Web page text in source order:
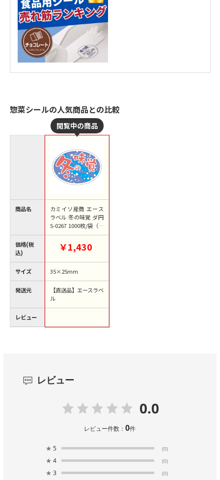
惣菜シールの人気商品との比較
商品名
価格(税
込)
サイズ
発送元
レビュー
カミイソ産商 エース
ラベル 冬の味覚 ダ円
S-0267 1000枚/袋（ご
注文単位1袋）【直送
￥1,430
35×25mm
【直送品】エースラベ
ル
レビュー
0.0
レビュー件数：0件
★ 5 (0)
★ 4 (0)
★ 3 (0)